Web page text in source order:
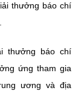
nghệ.
TP. Hà Nội
thông tin từ
thưởng báo chí
thưởng báo chí
ứng tham gia
ương và địa